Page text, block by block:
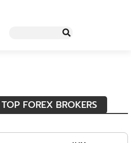
TOP FOREX BROKERS